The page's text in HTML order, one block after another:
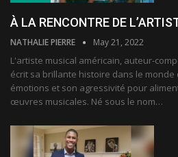
À LA RENCONTRE DE
NATHALIE PIERRE May 21, 2022
L'artiste musical américain, auteur-
écrit sa brillante histoire dans le monde
émotions et son agressivité pour
œuvres musicales. Né sous le nom…